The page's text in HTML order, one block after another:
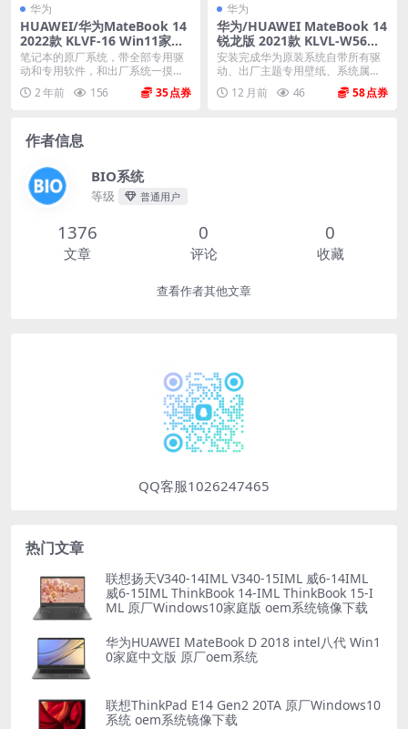
华为
HUAWEI/华为MateBook 14
2022款 KLVF-16 Win11家庭
版 原厂oem系统
笔记本的原厂系统，带全部专用驱
动和专用软件，和出厂系统一摸一
样。不带一键还原功能...
2 年前 156 35
华为
华为/HUAWEI MateBook 14
锐龙版 2021款 KLVL-W56W
KLVL-W76W 原厂Win11-21
H2系统 工厂文件 带F10智能
还原
安装完成华为原装系统自带所有驱
动、出厂主题专用壁纸、系统属性
联机支持标志、Off...
12 月前 46 58
作者信息
BIO系统
等级 普通用户
1376
文章
0
评论
0
收藏
查看作者其他文章
QQ客服1026247465
热门文章
联想扬天V340-14IML V340-15IML 威6-14IML
威6-15IML ThinkBook 14-IML ThinkBook 15-I
ML 原厂Windows10家庭版 oem系统镜像下载
华为HUAWEI MateBook D 2018 intel八代 Win1
0家庭中文版 原厂oem系统
联想ThinkPad E14 Gen2 20TA 原厂Windows10
系统 oem系统镜像下载